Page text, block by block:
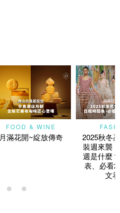
FOOD & WINE
月滿花開~綻放傳奇
2025秋冬
裝週來襲
週是什麼
表、必看
文